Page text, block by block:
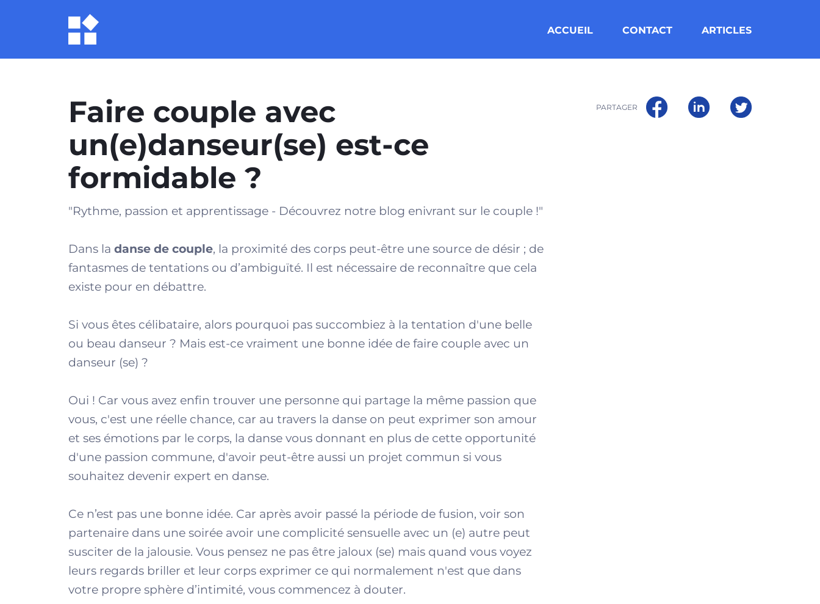
ACCUEIL CONTACT ARTICLES
Faire couple avec
un(e)danseur(se) est-ce
formidable ?
"Rythme, passion et apprentissage - Découvrez notre blog enivrant sur le couple !"
Dans la danse de couple, la proximité des corps peut-être une source de désir ; de
fantasmes de tentations ou d’ambiguïté. Il est nécessaire de reconnaître que cela
existe pour en débattre.
Si vous êtes célibataire, alors pourquoi pas succombiez à la tentation d'une belle
ou beau danseur ? Mais est-ce vraiment une bonne idée de faire couple avec un
danseur (se) ?
Oui ! Car vous avez enfin trouver une personne qui partage la même passion que
vous, c'est une réelle chance, car au travers la danse on peut exprimer son amour
et ses émotions par le corps, la danse vous donnant en plus de cette opportunité
d'une passion commune, d'avoir peut-être aussi un projet commun si vous
souhaitez devenir expert en danse.
Ce n’est pas une bonne idée. Car après avoir passé la période de fusion, voir son
partenaire dans une soirée avoir une complicité sensuelle avec un (e) autre peut
susciter de la jalousie. Vous pensez ne pas être jaloux (se) mais quand vous voyez
leurs regards briller et leur corps exprimer ce qui normalement n'est que dans
votre propre sphère d’intimité, vous commencez à douter.
PARTAGER